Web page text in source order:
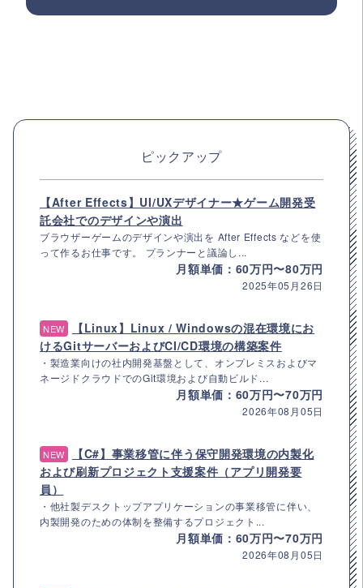
ピックアップ
【After Effects】UI/UXデザイナー★ゲーム開発受
託会社でのデザインや演出
ブラウザーゲームのデザインや演出を After Effects などを使
って作るお仕事です。 プランナーと議論し...
月額単価：60万円〜80万円
2025年05月26日
NEW
【Linux】Linux / Windowsの混在環境にお
けるGitサーバーおよびCI/CD環境の構築案件
・製造業向けの社内開発基盤として、オンプレミスおよびマ
ネージドクラウドでのGit環境および自動ビルド...
月額単価：60万円〜70万円
2026年08月05日
NEW
【C#】事業移管に伴う保守開発環境の内製化
および刷新プロジェクト支援案件（アプリ開発要
員）
・他社製デスクトップアプリケーションの事業移管に伴い、
内製開発のための体制を整備するプロジェクト...
月額単価：60万円〜70万円
2026年08月05日